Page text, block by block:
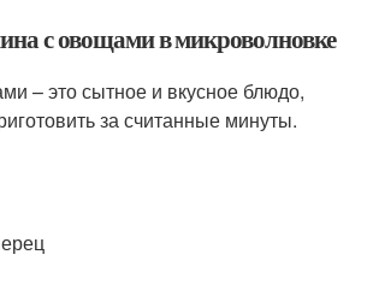
с овощами в микроволновке
– это сытное и вкусное блюдо,
за считанные минуты.